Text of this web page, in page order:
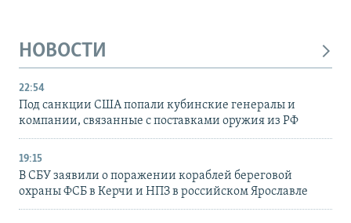
НОВОСТИ
22:54
Под санкции США попали кубинские генералы и
компании, связанные с поставками оружия из РФ
19:15
В СБУ заявили о поражении кораблей береговой
охраны ФСБ в Керчи и НПЗ в российском Ярославле